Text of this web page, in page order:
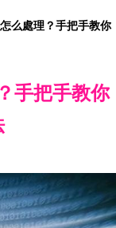
么處理？手把手教你
手把手教你